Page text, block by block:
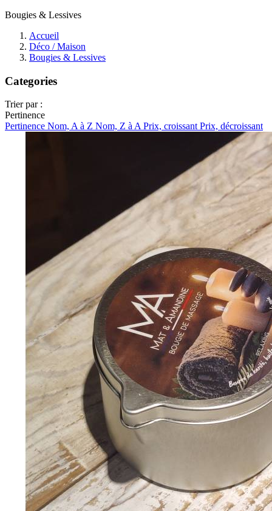
Bougies & Lessives
Accueil
Déco / Maison
Bougies & Lessives
Categories
Trier par :
Pertinence
Pertinence Nom, A à Z Nom, Z à APrix, croissantPrix, décroissant